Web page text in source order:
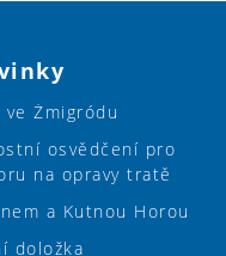
ve Żmigródu
osvědčení pro
na opravy tratě
a Kutnou Horou
doložka